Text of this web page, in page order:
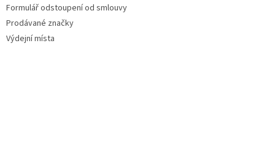
Formulář odstoupení od smlouvy
Prodávané značky
Výdejní místa